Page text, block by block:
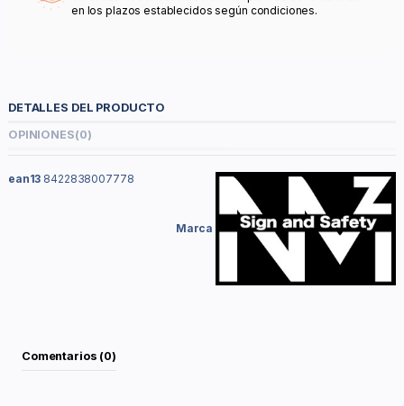
en los plazos establecidos según condiciones.
DETALLES DEL PRODUCTO
OPINIONES(0)
Marca
ean13 8422838007778
Comentarios (0)